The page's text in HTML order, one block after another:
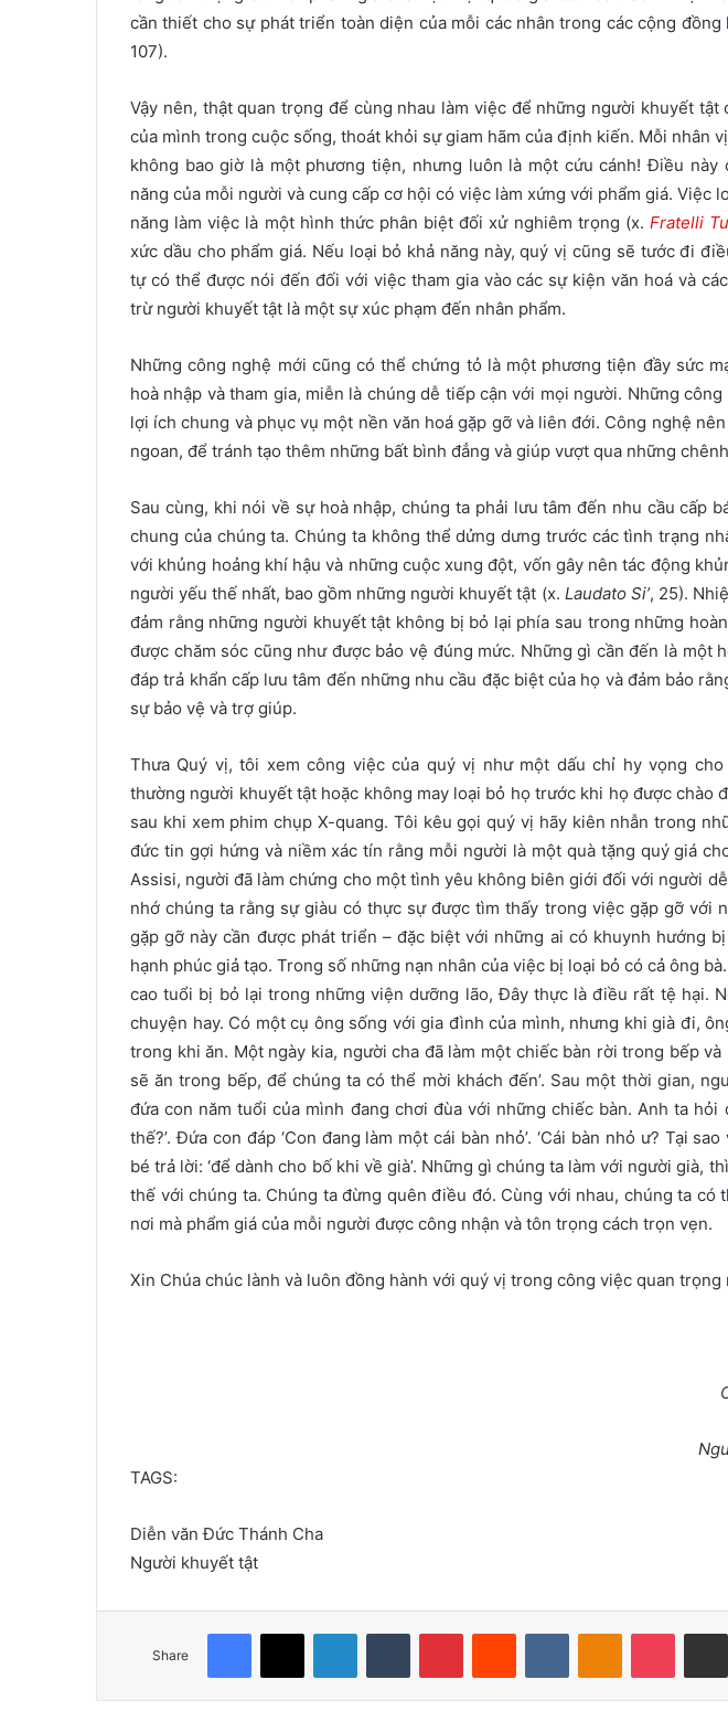
cần thiết cho sự phát triển toàn diện của mỗi các nhân trong các cộng đồng
107).
Vậy nên, thật quan trọng để cùng nhau làm việc để những người khuyết
của mình trong cuộc sống, thoát khỏi sự giam hãm của định kiến. Mỗi nhân
không bao giờ là một phương tiện, nhưng luôn là một cứu cánh! Điều này
năng của mỗi người và cung cấp cơ hội có việc làm xứng với phẩm giá. Việc
năng làm việc là một hình thức phân biệt đối xử nghiêm trọng (x.Fratelli
xức dầu cho phẩm giá. Nếu loại bỏ khả năng này, quý vị cũng sẽ tước đi
tự có thể được nói đến đối với việc tham gia vào các sự kiện văn hoá và
trừ người khuyết tật là một sự xúc phạm đến nhân phẩm.
Những công nghệ mới cũng có thể chứng tỏ là một phương tiện đầy sức
hoà nhập và tham gia, miễn là chúng dễ tiếp cận với mọi người. Những
lợi ích chung và phục vụ một nền văn hoá gặp gỡ và liên đới. Công nghệ
ngoan, để tránh tạo thêm những bất bình đẳng và giúp vượt qua những
Sau cùng, khi nói về sự hoà nhập, chúng ta phải lưu tâm đến nhu cầu cấp
chung của chúng ta. Chúng ta không thể dửng dưng trước các tình trạng
với khủng hoảng khí hậu và những cuộc xung đột, vốn gây nên tác động
người yếu thế nhất, bao gồm những người khuyết tật (x. Laudato Si’, 25).
đảm rằng những người khuyết tật không bị bỏ lại phía sau trong những
được chăm sóc cũng như được bảo vệ đúng mức. Những gì cần đến là một
đáp trả khẩn cấp lưu tâm đến những nhu cầu đặc biệt của họ và đảm bảo
sự bảo vệ và trợ giúp.
Thưa Quý vị, tôi xem công việc của quý vị như một dấu chỉ hy vọng
thường người khuyết tật hoặc không may loại bỏ họ trước khi họ được chào
sau khi xem phim chụp X-quang. Tôi kêu gọi quý vị hãy kiên nhẫn trong
đức tin gợi hứng và niềm xác tín rằng mỗi người là một quà tặng quý giá
Assisi, người đã làm chứng cho một tình yêu không biên giới đối với người
nhớ chúng ta rằng sự giàu có thực sự được tìm thấy trong việc gặp gỡ với
gặp gỡ này cần được phát triển – đặc biệt với những ai có khuynh hướng bị
hạnh phúc giả tạo. Trong số những nạn nhân của việc bị loại bỏ có cả ông
cao tuổi bị bỏ lại trong những viện dưỡng lão, Đây thực là điều rất tệ hại.
chuyện hay. Có một cụ ông sống với gia đình của mình, nhưng khi già đi,
trong khi ăn. Một ngày kia, người cha đã làm một chiếc bàn rời trong bếp và
sẽ ăn trong bếp, để chúng ta có thể mời khách đến’. Sau một thời gian,
đứa con năm tuổi của mình đang chơi đùa với những chiếc bàn. Anh ta hỏi
thế?’. Đứa con đáp ‘Con đang làm một cái bàn nhỏ’. ‘Cái bàn nhỏ ư? Tại
bé trả lời: ‘để dành cho bố khi về già’. Những gì chúng ta làm với người già,
thế với chúng ta. Chúng ta đừng quên điều đó. Cùng với nhau, chúng ta có
nơi mà phẩm giá của mỗi người được công nhận và tôn trọng cách trọn vẹn.
Xin Chúa chúc lành và luôn đồng hành với quý vị trong công việc quan trọng
TAGS:
Diễn văn Đức Thánh Cha
Người khuyết tật
Share